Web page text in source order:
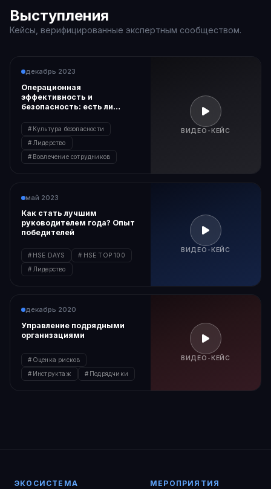
Выступления
Кейсы, верифицированные экспертным сообществом.
декабрь 2023
Операционная
эффективность и
безопасность: есть ли
Культура безопасности
Лидерство
Вовлечение сотрудников
ВИДЕО-КЕЙС
май 2023
Как стать лучшим
руководителем года? Опыт
победителей
HSE DAYS
HSE TOP 100
Лидерство
ВИДЕО-КЕЙС
декабрь 2020
Управление подрядными
организациями
Оценка рисков
Инструктаж
Подрядчики
ВИДЕО-КЕЙС
ЭКОСИСТЕМА МЕРОПРИЯТИЯ